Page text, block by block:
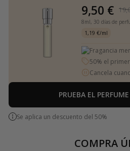
9,50 €
8ml, 30 días de
1,19 €/ml
Fragancia
50% el
Cancela
PRUEBA EL
Se aplica un descuento del 50%
COMPRA